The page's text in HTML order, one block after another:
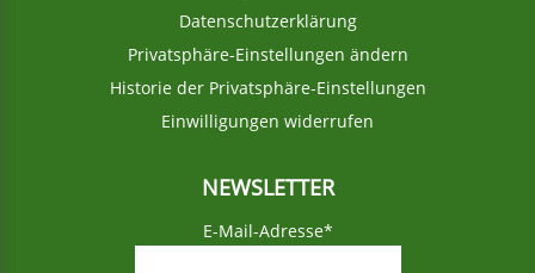
Datenschutzerklärung
Privatsphäre-Einstellungen ändern
Historie der Privatsphäre-Einstellungen
Einwilligungen widerrufen
NEWSLETTER
E-Mail-Adresse*